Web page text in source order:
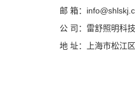
邮 箱：
公 司：雷舒照明科
地 址：上海市松江